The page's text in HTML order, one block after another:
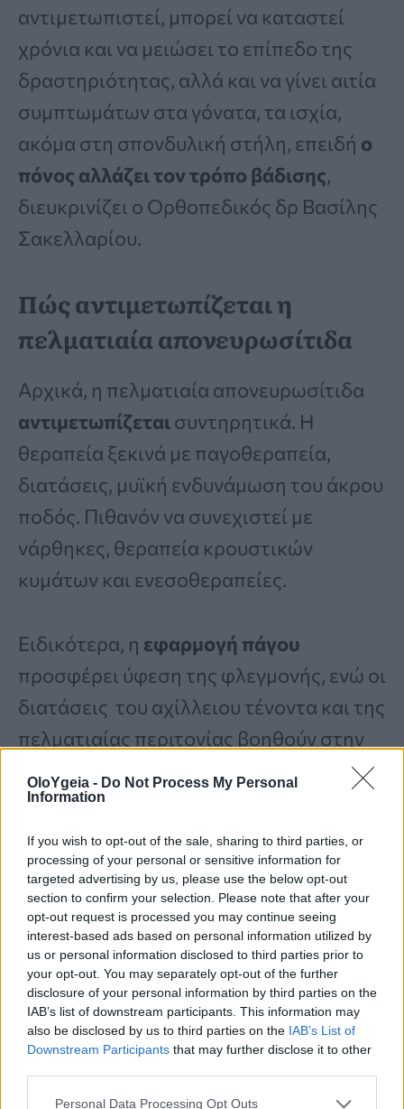
OloYgeia - Do Not Process My Personal
Information
If you wish to opt-out of the sale, sharing to third parties, or
processing of your personal or sensitive information for
targeted advertising by us, please use the below opt-out
section to confirm your selection. Please note that after your
opt-out request is processed you may continue seeing
interest-based ads based on personal information utilized by
us or personal information disclosed to third parties prior to
your opt-out. You may separately opt-out of the further
disclosure of your personal information by third parties on the
IAB’s list of downstream participants. This information may
also be disclosed by us to third parties on the IAB’s List of
Downstream Participants that may further disclose it to other
Personal Data Processing Opt Outs
αντιμετωπιστεί, μπορεί να καταστεί
χρόνια και να μειώσει το επίπεδο της
δραστηριότητας, αλλά και να γίνει αιτία
συμπτωμάτων στα γόνατα, τα ισχία,
ακόμα στη σπονδυλική στήλη, επειδή ο
πόνος αλλάζει τον τρόπο βάδισης,
διευκρινίζει ο Ορθοπεδικός δρ Βασίλης
Σακελλαρίου.
Πώς αντιμετωπίζεται η
πελματιαία απονευρωσίτιδα
Αρχικά, η πελματιαία απονευρωσίτιδα
αντιμετωπίζεταισυντηρητικά. Η
θεραπεία ξεκινά με παγοθεραπεία,
διατάσεις, μυϊκή ενδυνάμωση του άκρου
ποδός. Πιθανόν να συνεχιστεί με
νάρθηκες, θεραπεία κρουστικών
κυμάτων και ενεσοθεραπείες.
Ειδικότερα, η εφαρμογή πάγου
προσφέρει ύφεση της φλεγμονής, ενώ οι
διατάσεις του αχίλλειου τένοντα και της
πελματιαίας περιτονίας βοηθούν στην
ύφεση του πόνου μέχρι να υποχωρήσει η
φλεγμονή, και στην αποτροπή της
υποτροπής.
Εάν είναι απαραίτητο
συνταγογραφούνταιμη στεροειδή
αντιφλεγμονώδηφάρμακα.
Επιβοηθητικά λειτουργεί και η περίδεση
με ειδικές ταινίες (taping) με τρόπο που
να συγκρατείται το πόδι σε μια